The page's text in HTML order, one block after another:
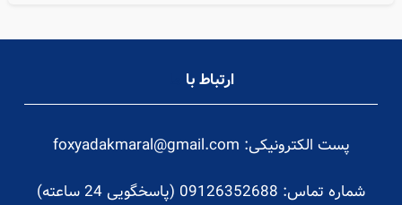
ارتباط با
پست الکترونیکی: foxyadakmaral@gmail.com
شماره تماس: 09126352688 (پاسخگویی 24 ساعته)